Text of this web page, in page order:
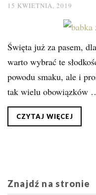
15 KWIETNIA, 2019
Święta już za pasem,
warto wybrać te
powodu smaku, ale i
tak wielu obowiązków
CZYTAJ WIĘCEJ
Znajdź na stronie